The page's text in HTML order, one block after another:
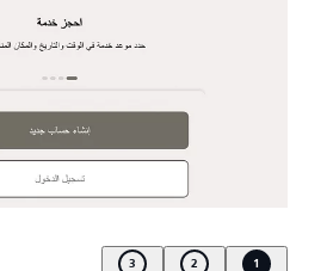
1
2
3